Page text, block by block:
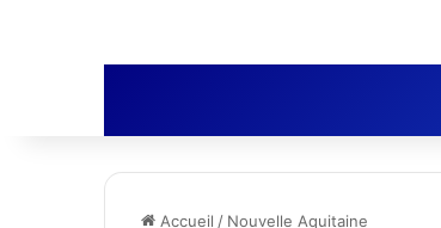
Accueil / Nouvelle Aquitaine